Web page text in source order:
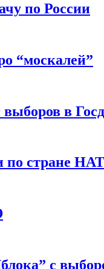
по России
“москалей”
в
по стране
с